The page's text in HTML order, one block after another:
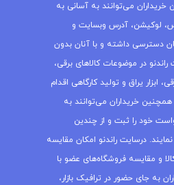
می‌توانند به آسانی به
لوکیشن، آدرس وبسایت و
دسترسی داشته و با آنان بدون
در موضوعات کالاهای برقی،
ابزار یراق و تولید کارگاهی اقدام
خریداران می‌توانند به
خود را ثبت و از چندین
درسایت راندنو امکان مقایسه
و مقایسه فروشگاه‌های عضو با
به جای حضور در ترافیک بازار،